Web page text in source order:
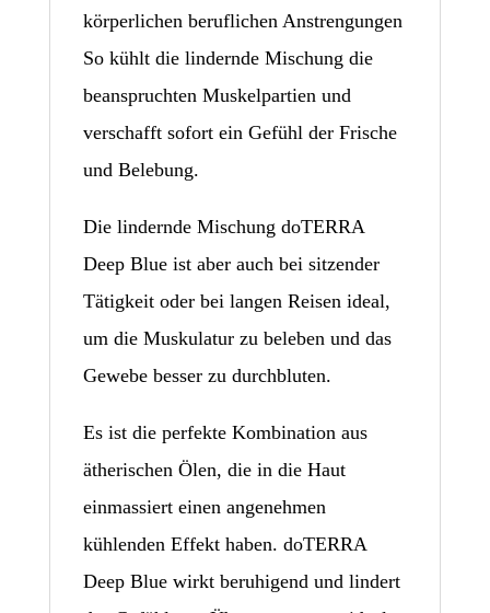
körperlichen beruflichen Anstrengungen
So kühlt die lindernde Mischung die
beanspruchten Muskelpartien und
verschafft sofort ein Gefühl der Frische
und Belebung.
Die lindernde Mischung doTERRA
Deep Blue ist aber auch bei sitzender
Tätigkeit oder bei langen Reisen ideal,
um die Muskulatur zu beleben und das
Gewebe besser zu durchbluten.
Es ist die perfekte Kombination aus
ätherischen Ölen, die in die Haut
einmassiert einen angenehmen
kühlenden Effekt haben. doTERRA
Deep Blue wirkt beruhigend und lindert